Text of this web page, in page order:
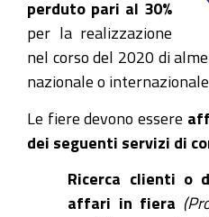
perduto pari al 30%
per la realizzazione
nel corso del 2020 di
nazionale o
Le fiere devono essere
dei seguenti servizi di
Ricerca clienti o
affari in fiera